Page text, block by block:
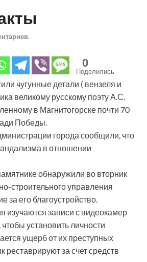
0
Поделились
чугунные детали ( вензеля и
великому русскому поэту А.С.
в Магнитогорске почти 70
Победы.
города сообщили, что
в отношении
обнаружили во вторник
строительного управления
за его благоустройство.
изучаются записи с видеокамер
установить личности
ущерб от их преступных
реставрируют за счет средств